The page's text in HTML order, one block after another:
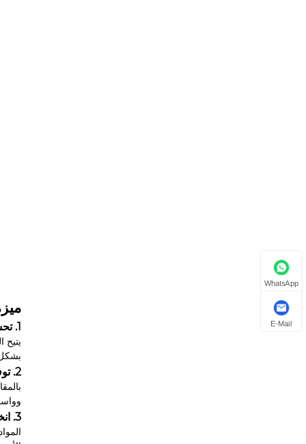
1. تحسين تجربة العملاء وتقليل التردد في الشراء
يتيح
2. توفير مساحة المتجر وتحسين كفاءة التخطيط
3. انخفاض تكاليف التشغيل لتجار التجزئة
WhatsApp
E-Mail